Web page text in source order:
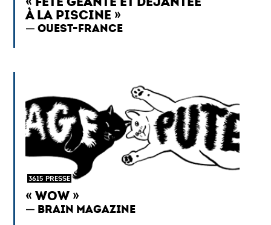
À LA PISCINE »
OUEST-FRANCE
3615 PRESSE
« WOW »
BRAIN MAGAZINE